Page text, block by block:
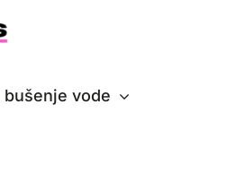
vode